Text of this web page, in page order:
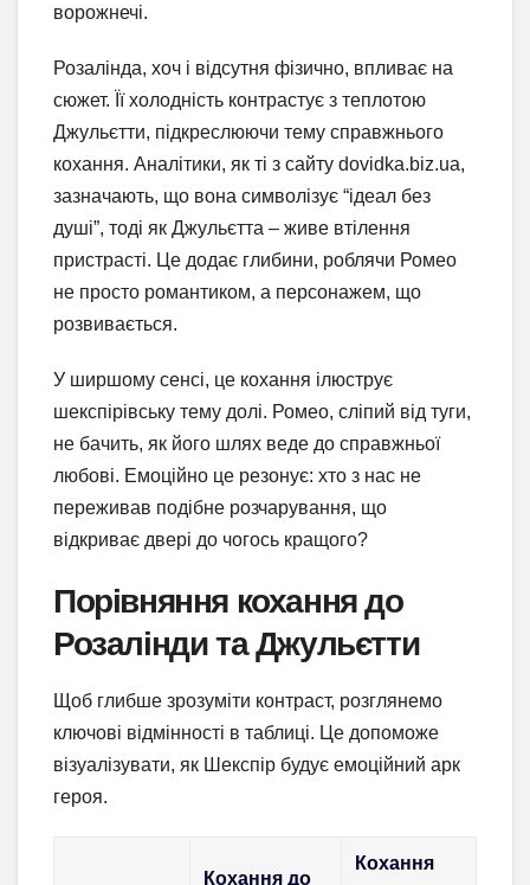
ворожнечі.
Розалінда, хоч і відсутня фізично, впливає на
сюжет. Її холодність контрастує з теплотою
Джульєтти, підкреслюючи тему справжнього
кохання. Аналітики, як ті з сайту dovidka.biz.ua,
зазначають, що вона символізує “ідеал без
душі”, тоді як Джульєтта – живе втілення
пристрасті. Це додає глибини, роблячи Ромео
не просто романтиком, а персонажем, що
розвивається.
У ширшому сенсі, це кохання ілюструє
шекспірівську тему долі. Ромео, сліпий від туги,
не бачить, як його шлях веде до справжньої
любові. Емоційно це резонує: хто з нас не
переживав подібне розчарування, що
відкриває двері до чогось кращого?
Порівняння кохання до
Розалінди та Джульєтти
Щоб глибше зрозуміти контраст, розглянемо
ключові відмінності в таблиці. Це допоможе
візуалізувати, як Шекспір будує емоційний арк
героя.
Кохання до
Кохання